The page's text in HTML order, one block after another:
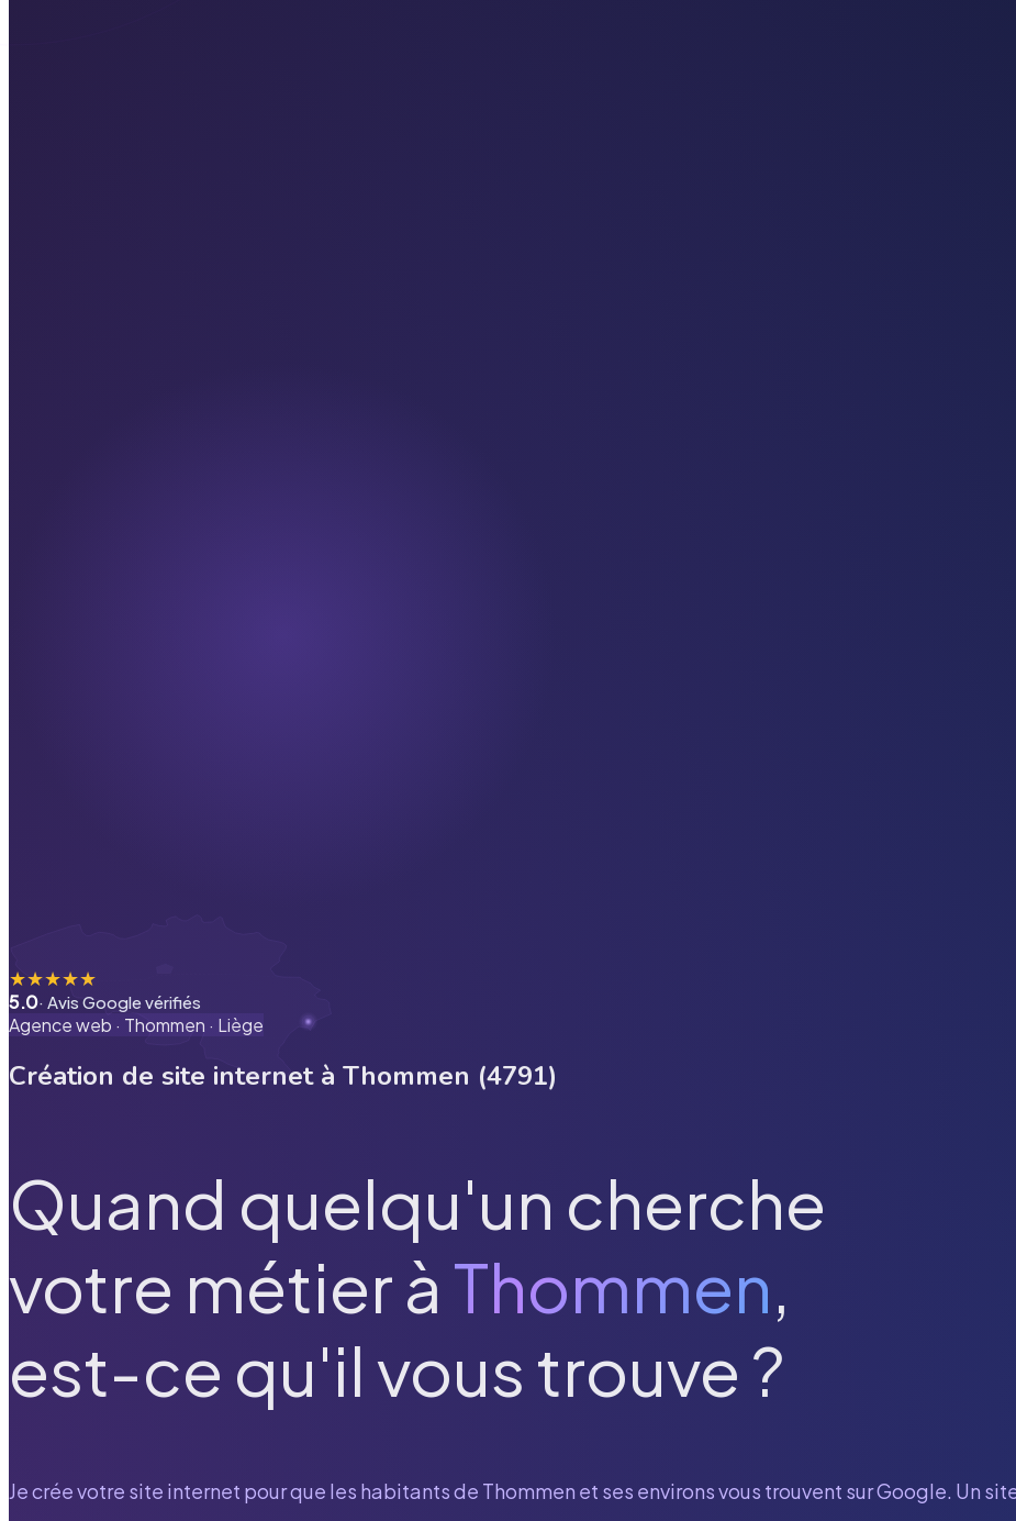
★★★★★
5.0· Avis Google vérifiés
Agence web · Thommen · Liège
Création de site internet à Thommen (4791)
Quand quelqu'un cherche
votre métier à Thommen,
est-ce qu'il vous trouve ?
Je crée votre site internet pour que les habitants de Thommen et ses environs vous trouvent sur Google. Un